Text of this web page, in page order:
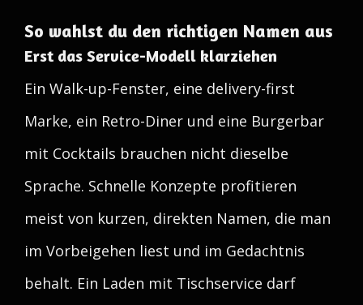
So wahlst du den richtigen Namen aus
Erst das Service-Modell klarziehen
Ein Walk-up-Fenster, eine delivery-first
Marke, ein Retro-Diner und eine Burgerbar
mit Cocktails brauchen nicht dieselbe
Sprache. Schnelle Konzepte profitieren
meist von kurzen, direkten Namen, die man
im Vorbeigehen liest und im Gedachtnis
behalt. Ein Laden mit Tischservice darf